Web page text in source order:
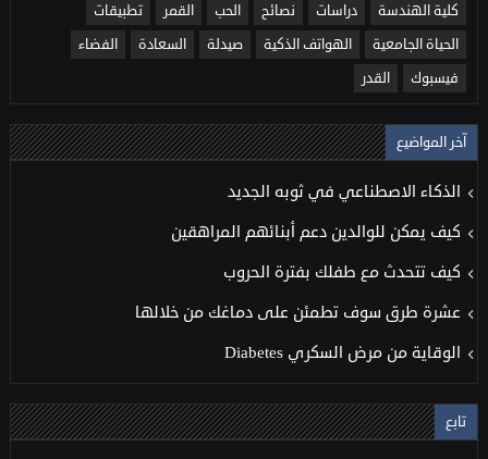
كلية الهندسة
دراسات نصائح الحب القمر
تطبيقات
الحياة الجامعية
الهواتف الذكية صيدلة السعادة
الفضاء
فيسبوك
القدر
آخر المواضيع
الذكاء الاصطناعي في ثوبه الجديد
كيف يمكن للوالدين دعم أبنائهم المراهقين
كيف تتحدث مع طفلك بفترة الحروب
عشرة طرق سوف تطمئن على دماغك من خلالها
الوقاية من مرض السكري Diabetes
تابع